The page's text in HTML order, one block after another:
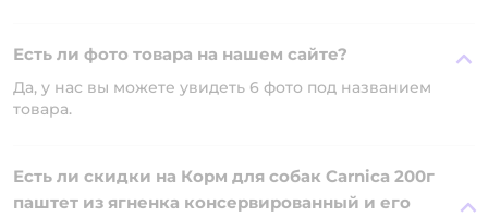
Есть ли фото товара на нашем сайте?
Да, у нас вы можете увидеть 6 фото под названием
товара.
Есть ли скидки на Корм для собак Carnica 200г
паштет из ягненка консервированный и его